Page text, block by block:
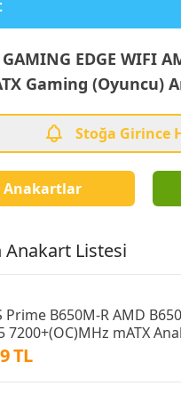
EDGE WIFI
Gaming (Oyuncu)
Stoğa Girince
Anakartlar
Anakart Listesi
Prime B650M-R AMD
7200+(OC)MHz mATX
TL